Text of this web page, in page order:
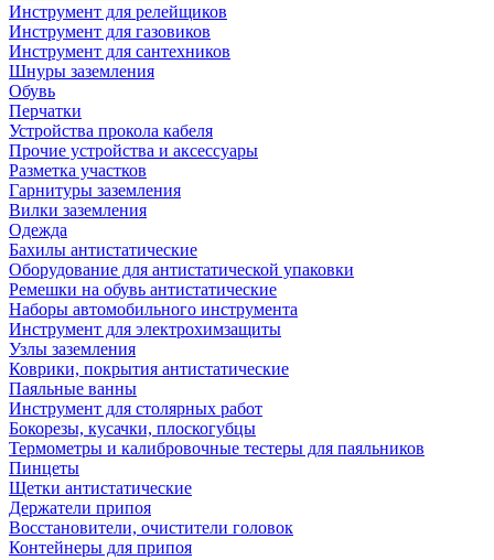
Инструмент для релейщиков
Инструмент для газовиков
Инструмент для сантехников
Шнуры заземления
Обувь
Перчатки
Устройства прокола кабеля
Прочие устройства и аксессуары
Разметка участков
Гарнитуры заземления
Вилки заземления
Одежда
Бахилы антистатические
Оборудование для антистатической упаковки
Ремешки на обувь антистатические
Наборы автомобильного инструмента
Инструмент для электрохимзащиты
Узлы заземления
Коврики, покрытия антистатические
Паяльные ванны
Инструмент для столярных работ
Бокорезы, кусачки, плоскогубцы
Термометры и калибровочные тестеры для паяльников
Пинцеты
Щетки антистатические
Держатели припоя
Восстановители, очистители головок
Контейнеры для припоя